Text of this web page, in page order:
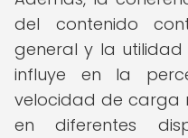
del contenido
general y la utilidad
influye en la
velocidad de carga
en diferentes